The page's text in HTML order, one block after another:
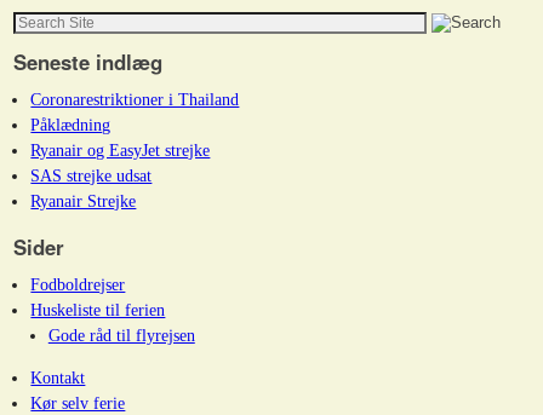
Seneste indlæg
Coronarestriktioner i Thailand
Påklædning
Ryanair og EasyJet strejke
SAS strejke udsat
Ryanair Strejke
Sider
Fodboldrejser
Huskeliste til ferien
Gode råd til flyrejsen
Kontakt
Kør selv ferie